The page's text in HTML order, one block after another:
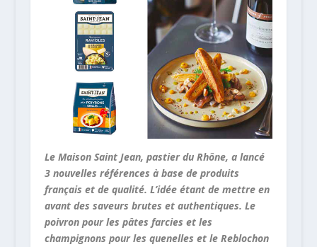
Le Maison Saint Jean, pastier du Rhône, a lancé
3 nouvelles références à base de produits
français et de qualité. L’idée étant de mettre en
avant des saveurs brutes et authentiques. Le
poivron pour les pâtes farcies et les
champignons pour les quenelles et le Reblochon